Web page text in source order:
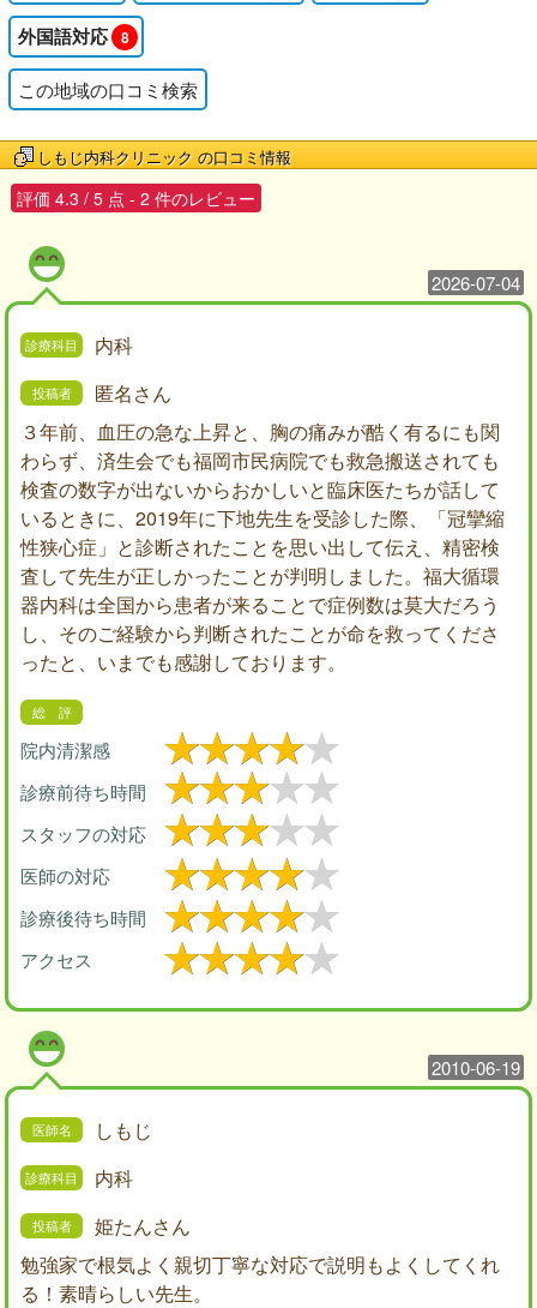
外国語対応 8
この地域の口コミ検索
しもじ内科クリニック の口コミ情報
評価 4.3 / 5 点 - 2 件のレビュー
2026-07-04
内科
匿名さん
３年前、血圧の急な上昇と、胸の痛みが酷く有るにも関
わらず、済生会でも福岡市民病院でも救急搬送されても
検査の数字が出ないからおかしいと臨床医たちが話して
いるときに、2019年に下地先生を受診した際、「冠攣縮
性狭心症」と診断されたことを思い出して伝え、精密検
査して先生が正しかったことが判明しました。福大循環
器内科は全国から患者が来ることで症例数は莫大だろう
し、そのご経験から判断されたことが命を救ってくださ
ったと、いまでも感謝しております。
院内清潔感
診療前待ち時間
スタッフの対応
医師の対応
診療後待ち時間
アクセス
2010-06-19
しもじ
内科
姫たんさん
勉強家で根気よく親切丁寧な対応で説明もよくしてくれ
る！素晴らしい先生。